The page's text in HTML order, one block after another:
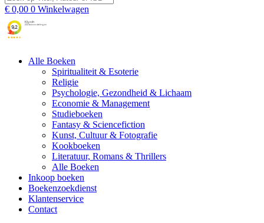
€ 0,00 0 Winkelwagen
Alle Boeken
Spiritualiteit & Esoterie
Religie
Psychologie, Gezondheid & Lichaam
Economie & Management
Studieboeken
Fantasy & Sciencefiction
Kunst, Cultuur & Fotografie
Kookboeken
Literatuur, Romans & Thrillers
Alle Boeken
Inkoop boeken
Boekenzoekdienst
Klantenservice
Contact